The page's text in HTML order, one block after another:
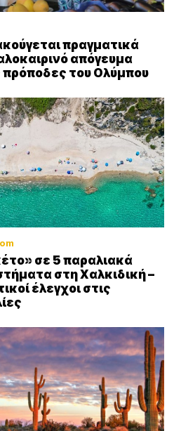
πραγματικά
απόγευμα
πρόποδες του Ολύμπου
σε 5 παραλιακά
στη Χαλκιδική –
έλεγχοι στις